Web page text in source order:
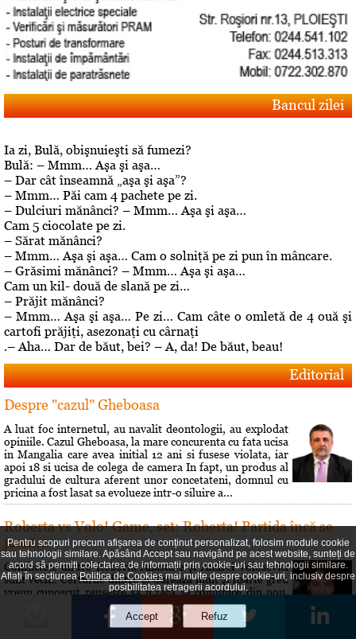
Bancul zilei
Ia zi, Bulă, obişnuieşti să fumezi?
Bulă: – Mmm… Aşa şi aşa…
– Dar cât înseamnă „aşa şi aşa”?
– Mmm… Păi cam 4 pachete pe zi.
– Dulciuri mănânci? – Mmm… Aşa şi aşa…
Cam 5 ciocolate pe zi.
– Sărat mănânci?
– Mmm… Aşa şi aşa… Cam o solniţă pe zi pun în mâncare.
– Grăsimi mănânci? – Mmm… Aşa şi aşa…
Cam un kil- două de slană pe zi…
– Prăjit mănânci?
– Mmm… Aşa şi aşa… Pe zi… Cam câte o omletă de 4 ouă şi
cartofi prăjiţi, asezonaţi cu cârnaţi
.– Aha… Dar de băut, bei? – A, da! De băut, beau!
Editorial
Despre "cazul" Gheboasa
A luat foc internetul, au navalit deontologii, au explodat
opiniile. Cazul Gheboasa, la mare concurenta cu fata ucisa
in Mangalia care avea initial 12 ani si fusese violata, iar
apoi 18 si ucisa de colega de camera In fapt, un produs al
gradului de cultura aferent unor concetateni, domnul cu
pricina a fost lasat sa evolueze intr-o siluire a...
Roberta vs Volo! Game, set: Roberta! Partida încă se
joacă...
Conflictele dintre Roberta Anastase şi Andrei Volosevici
sunt vechi. Certurile dintre ei durează mult şi foarte greu
vreun cunoscut reuşeşte să îi facă să comunice din nou.
Rezultatul alegerilor interne de la PNL Ploieşti este încă o
dovadă a faptului că liberalii au dorit să îi dea o lecţie lui
Volosevici, arâtându-i voalat că nu este pe...
Pentru scopuri precum afișarea de conținut personalizat, folosim module cookie
sau tehnologii similare. Apăsând Accept sau navigând pe acest website, sunteți de
acord să permiți colectarea de informații prin cookie-uri sau tehnologii similare.
Aflați în secțiuneaPolitica de Cookiesmai multe despre cookie-uri, inclusiv despre
posibilitatea retragerii acordului.